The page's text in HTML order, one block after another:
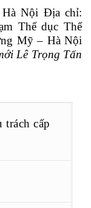
Nội Địa chỉ:
Thể dục Thể
Mỹ – Hà Nội
Lê Trọng Tấn
trách cấp